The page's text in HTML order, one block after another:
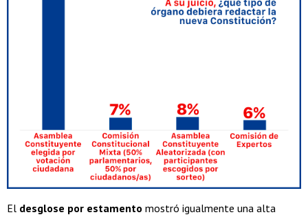
El desglose por estamento mostró igualmente una alta